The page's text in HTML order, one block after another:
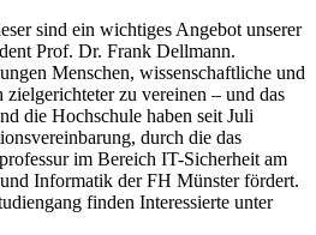
sind ein wichtiges Angebot unserer
Prof. Dr. Frank Dellmann.
Menschen, wissenschaftliche und
zu vereinen – und das
die Hochschule haben seit Juli
durch die das
im Bereich IT-Sicherheit am
Informatik der FH Münster fördert.
finden Interessierte unter